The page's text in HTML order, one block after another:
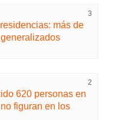
3
más de
2
620 personas en
figuran en los